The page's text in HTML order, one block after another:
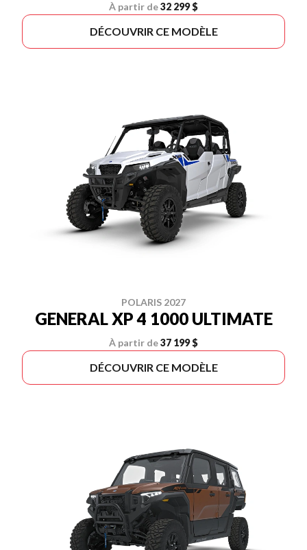
À partir de32 299 $
DÉCOUVRIR CE MODÈLE
POLARIS 2027
GENERAL XP 4 1000 ULTIMATE
À partir de37 199 $
DÉCOUVRIR CE MODÈLE